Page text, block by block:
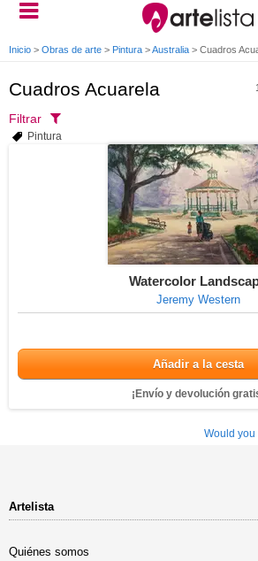
Inicio > Obras de arte > Pintura >Australia > Cuadros
Cuadros Acuarela
Filtrar
Pintura
Watercolor
Jeremy Western
Añadir a la cesta
¡Envío y devolución
Would you
Artelista
Quiénes somos